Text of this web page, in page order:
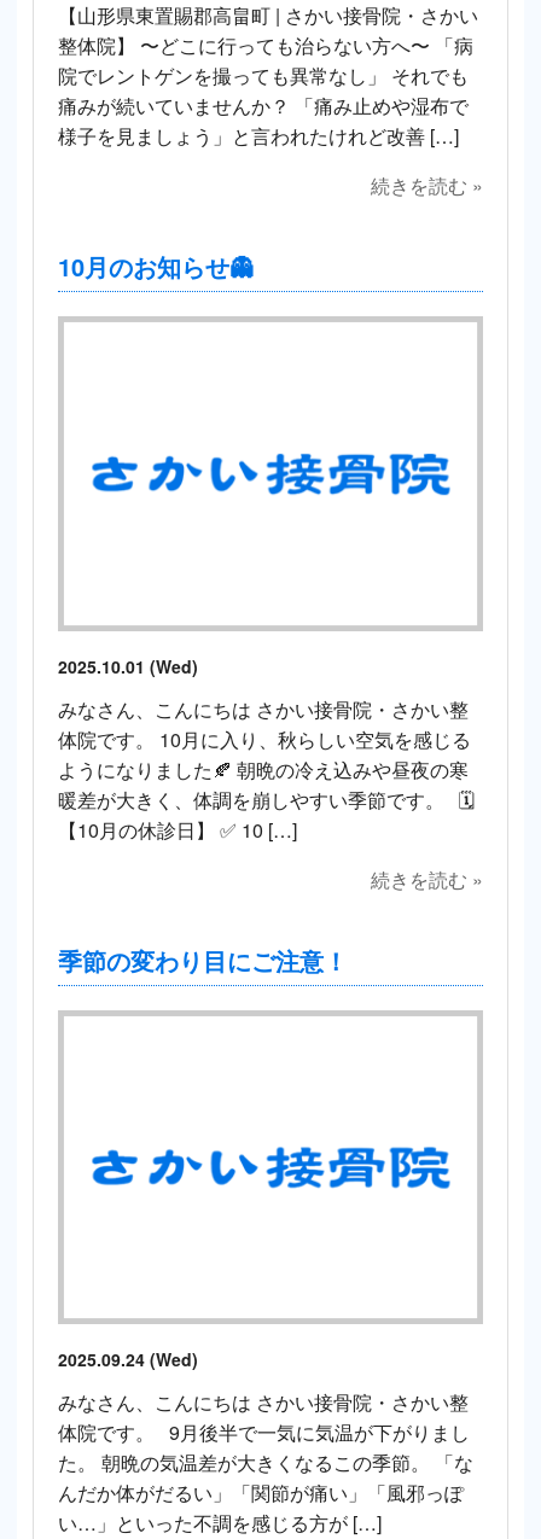
【山形県東置賜郡高畠町 | さかい接骨院・さかい
整体院】 〜どこに行っても治らない方へ〜 「病
院でレントゲンを撮っても異常なし」 それでも
痛みが続いていませんか？ 「痛み止めや湿布で
様子を見ましょう」と言われたけれど改善 […]
続きを読む »
10月のお知らせ👻
2025.10.01 (Wed)
みなさん、こんにちは さかい接骨院・さかい整
体院です。 10月に入り、秋らしい空気を感じる
ようになりました🍂 朝晩の冷え込みや昼夜の寒
暖差が大きく、体調を崩しやすい季節です。 🗓
【10月の休診日】 ✅ 10 […]
続きを読む »
季節の変わり目にご注意！
2025.09.24 (Wed)
みなさん、こんにちは さかい接骨院・さかい整
体院です。 9月後半で一気に気温が下がりまし
た。 朝晩の気温差が大きくなるこの季節。 「な
んだか体がだるい」「関節が痛い」「風邪っぽ
い…」といった不調を感じる方が […]